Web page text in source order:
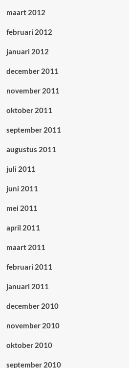
maart 2012
februari 2012
januari 2012
december 2011
november 2011
oktober 2011
september 2011
augustus 2011
juli 2011
juni 2011
mei 2011
april 2011
maart 2011
februari 2011
januari 2011
december 2010
november 2010
oktober 2010
september 2010